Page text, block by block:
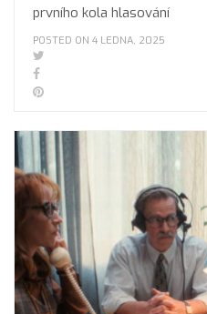
prvního kola hlasování
POSTED ON 4 LEDNA, 2025